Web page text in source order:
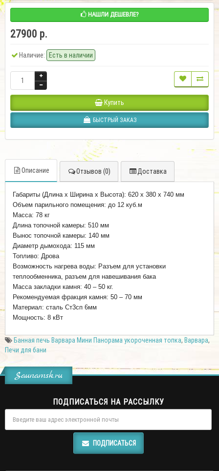
НАШЛИ ДЕШЕВЛЕ?
27900 р.
Наличие: Есть в наличии
Купить
БЫСТРЫЙ ЗАКАЗ
Описание Отзывов (0) Доставка
Габариты (Длина х Ширина х Высота): 620 х 380 х 740 мм
Объем парильного помещения: до 12 куб.м
Масса: 78 кг
Длина топочной камеры: 510 мм
Вынос топочной камеры: 140 мм
Диаметр дымохода: 115 мм
Топливо: Дрова
Возможность нагрева воды: Разъем для установки
теплообменника, разъем для навешивания бака
Масса закладки камня: 40 – 50 кг.
Рекомендуемая фракция камня: 50 – 70 мм
Материал: сталь Ст3сп 6мм
Мощность: 8 кВт
Банная печь Варвара Мини Панорама укороченная топка, Варвара,
Печи для бани
Saunamsk.ru
ПОДПИСАТЬСЯ НА РАССЫЛКУ
ПОДПИСАТЬСЯ